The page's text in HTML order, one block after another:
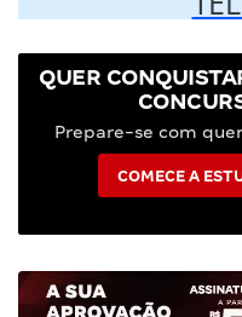
QUER
Prepare-se com
COMECE A